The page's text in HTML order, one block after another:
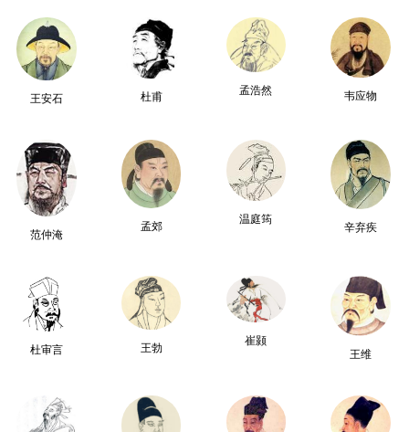
王安石 杜甫
孟浩然 韦应物
范仲淹
孟郊
温庭筠
辛弃疾
杜审言 王勃
崔颢
王维